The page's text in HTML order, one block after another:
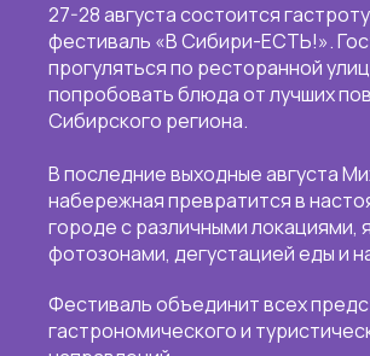
27-28 августа состоится
фестиваль «В Сибири-ЕСТЬ!».
прогуляться по ресторанной
попробовать блюда от лучших
Сибирского региона.
В последние выходные августа
набережная превратится в
городе с различными локациями,
фотозонами, дегустацией еды и
Фестиваль объединит всех
гастрономического и